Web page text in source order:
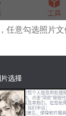
任意勾选照片